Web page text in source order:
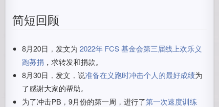
简短回顾
8月20日，发文为2022年 FCS 基金会第三届线上欢乐义
跑募捐 ，求转发和捐款。
8月30日，发文，说准备在义跑时冲击个人的最好成绩为
了感谢大家的帮助。
为了冲击PB，9月份的第一周，进行了第一次速度训练